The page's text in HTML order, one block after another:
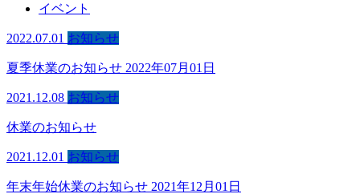
イベント
2022.07.01 お知らせ
夏季休業のお知らせ 2022年07月01日
2021.12.08 お知らせ
休業のお知らせ
2021.12.01 お知らせ
年末年始休業のお知らせ 2021年12月01日